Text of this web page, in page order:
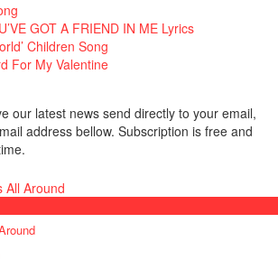
GOT A FRIEND IN ME Lyrics
Children Song
For My Valentine
our latest news send directly to your email,
address bellow. Subscription is free and